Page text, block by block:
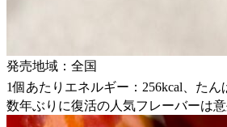
発売地域：全国
1個あたりエネルギー：256kcal、た
数年ぶりに復活の人気フレーバーは意